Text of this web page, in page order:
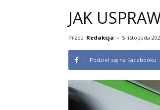
JAK
Przez Redakcja - 5 listopada
Podziel się na Facebooku